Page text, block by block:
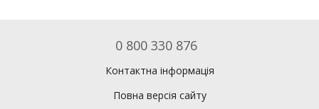
0 800 330 876
Контактна інформація
Повна версія сайту